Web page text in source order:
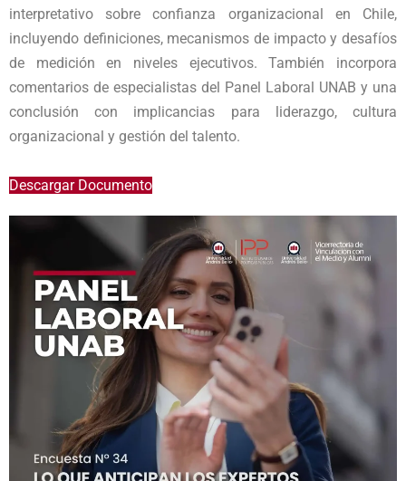
interpretativo sobre confianza organizacional en Chile,
incluyendo definiciones, mecanismos de impacto y desafíos
de medición en niveles ejecutivos. También incorpora
comentarios de especialistas del Panel Laboral UNAB y una
conclusión con implicancias para liderazgo, cultura
organizacional y gestión del talento.
Descargar Documento